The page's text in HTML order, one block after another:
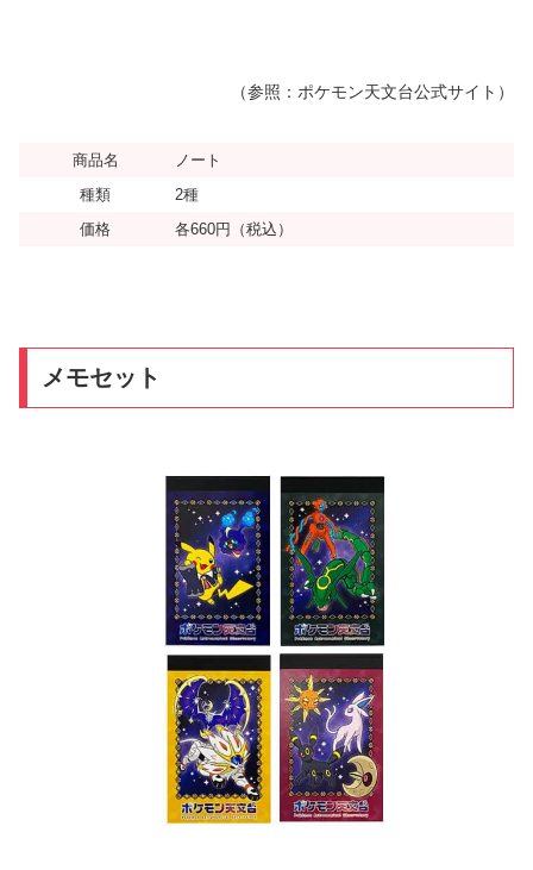
（参照：ポケモン天文台公式サイト）
商品名
ノート
種類
2種
価格
各660円（税込）
メモセット